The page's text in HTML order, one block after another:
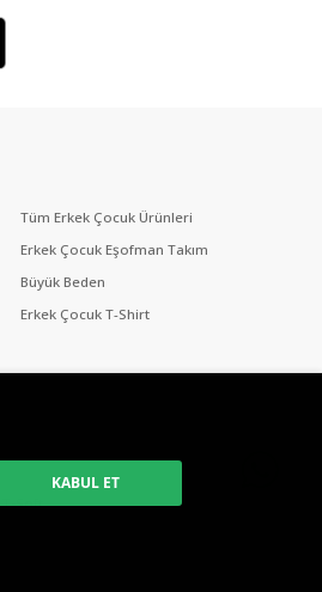
KABUL ET
Tüm Erkek Çocuk Ürünleri
Erkek Çocuk Eşofman Takım
Büyük Beden
Erkek Çocuk T-Shirt
T-Softalt yapısı ile geliştirilmiştir.